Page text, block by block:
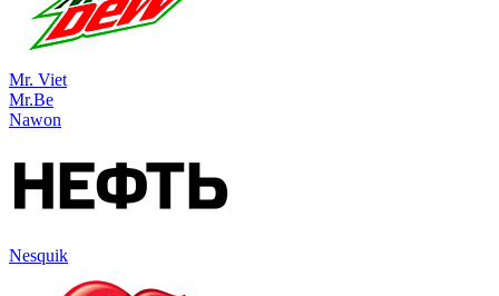
Mr. Viet
Mr.Be
Nawon
Nesquik